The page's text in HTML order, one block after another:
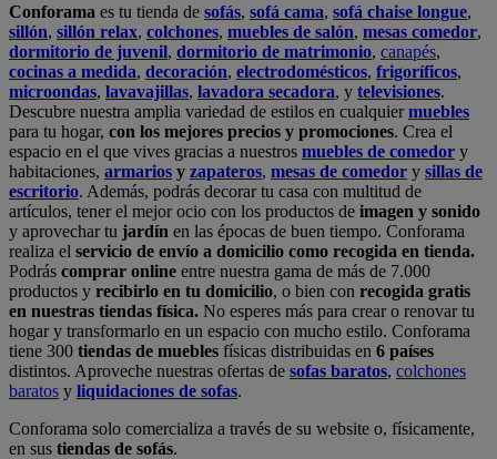
Conforama es tu tienda de sofás, sofá cama, sofá chaise longue,
sillón, sillón relax, colchones, muebles de salón, mesas comedor,
dormitorio de juvenil, dormitorio de matrimonio, canapés,
cocinas a medida, decoración, electrodomésticos, frigoríficos,
microondas, lavavajillas, lavadora secadora, y televisiones.
Descubre nuestra amplia variedad de estilos en cualquiermuebles
para tu hogar, con los mejores precios y promociones. Crea el
espacio en el que vives gracias a nuestros muebles de comedor y
habitaciones, armarios y zapateros, mesas de comedor y sillas de
escritorio. Además, podrás decorar tu casa con multitud de
artículos, tener el mejor ocio con los productos de imagen y sonido
y aprovechar tu jardín en las épocas de buen tiempo. Conforama
realiza el servicio de envío a domicilio como recogida en tienda.
Podrás comprar online entre nuestra gama de más de 7.000
productos y recibirlo en tu domicilio, o bien con recogida gratis
en nuestras tiendas física. No esperes más para crear o renovar tu
hogar y transformarlo en un espacio con mucho estilo. Conforama
tiene 300 tiendas de muebles físicas distribuidas en 6 países
distintos. Aproveche nuestras ofertas de sofas baratos, colchones
baratos y liquidaciones de sofas.
Conforama solo comercializa a través de su website o, físicamente,
en sus tiendas de sofás.